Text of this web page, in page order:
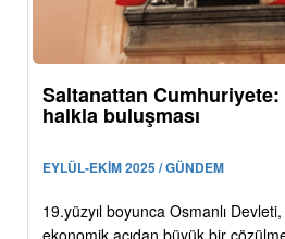
Saltanattan
halkla buluşması
EYLÜL-EKİM 2025 / GÜNDEM
19.yüzyıl boyunca Osmanlı
ekonomik açıdan büyük bir